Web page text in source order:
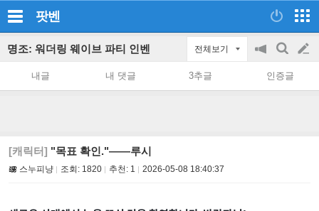
팟벤
명조: 워더링 웨이브 파티 인벤 전체보기
공
on/off
검
색
글
쓰
내글 내 댓글 3추글 인증글
[캐릭터] "목표 확인."——루시
스누피냥 조회: 1820 추천: 1 2026-05-08 18:40:37